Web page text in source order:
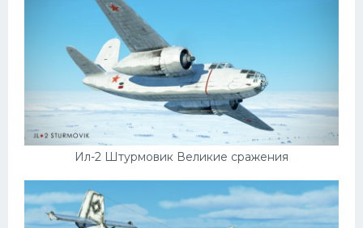
Ил-2 Штурмовик Великие сражения